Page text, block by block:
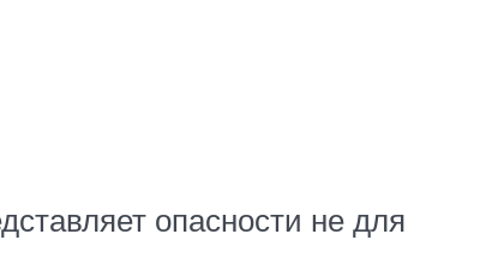
опасности не для